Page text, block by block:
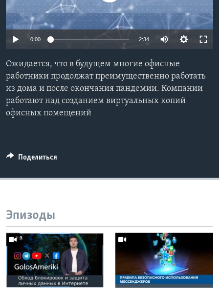
Learning English
СОЦИАЛЬНЫЕ СЕТИ
Языки
0:00 2:34
Ожидается, что в будущем многие офисные
работники продолжат преимущественно работать
из дома и после окончания пандемии. Компании
работают над созданием виртуальных копий
офисных помещений
Поделиться
Эпизоды